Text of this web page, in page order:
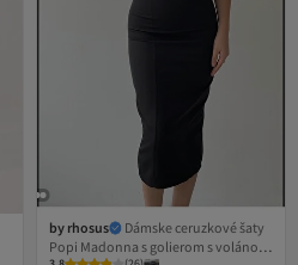
by rhosus
Dámske ceruzkové šaty
Popi Madonna s golierom s volánom